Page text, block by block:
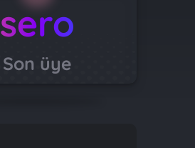
sero
Son üye